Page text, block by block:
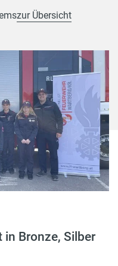
zur Übersicht
Bronze, Silber